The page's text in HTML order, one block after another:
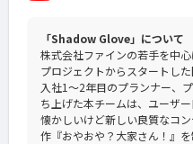
「Shadow Glove」について
株式会社ファインの若手を中
プロジェクトからスタートした
入社1～2年目のプランナー、
ち上げた本チームは、ユーザー
懐かしいけど新しい良質なコ
作『おやおや？大家さん！』を